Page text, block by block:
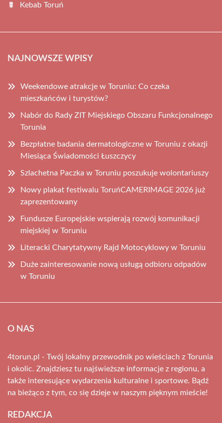
Kebab Toruń
NAJNOWSZE WPISY
Weekendowe atrakcje w Toruniu: Co czeka
mieszkańców i turystów?
Nabór do Rady ZIT Miejskiego Obszaru Funkcjonalnego
Torunia
Bezpłatne badania dermatologiczne w Toruniu z okazji
Miesiąca Świadomości Łuszczycy
Szlachetna Paczka w Toruniu poszukuje wolontariuszy
Nowy plakat festiwalu ToruńCAMERIMAGE 2026 już
zaprezentowany
Fundusze Europejskie wspierają rozwój komunikacji
miejskiej w Toruniu
Literacki Charytatywny Rajd Motocyklowy w Toruniu
Duże zainteresowanie nową usługą odbioru odpadów
w Toruniu
O NAS
4torun.pl - Twój lokalny przewodnik po wieściach z Torunia
i okolic. Znajdziesz tu najświeższe informacje z regionu, a
także interesujące wydarzenia kulturalne i sportowe. Bądź
na bieżąco z tym, co się dzieje w naszym pięknym mieście!
REDAKCJA